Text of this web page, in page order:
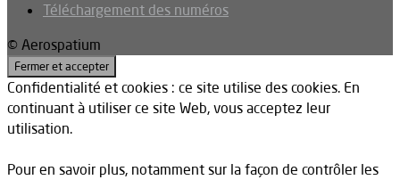
Téléchargement des numéros
© Aerospatium
Confidentialité et cookies : ce site utilise des cookies. En
continuant à utiliser ce site Web, vous acceptez leur
utilisation.
Pour en savoir plus, notamment sur la façon de contrôler les